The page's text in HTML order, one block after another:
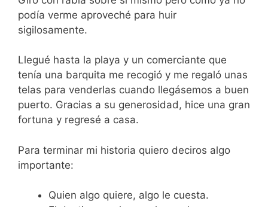
podía verme aproveché para huir
sigilosamente.
Llegué hasta la playa y un comerciante que
tenía una barquita me recogió y me regaló unas
telas para venderlas cuando llegásemos a buen
puerto. Gracias a su generosidad, hice una gran
fortuna y regresé a casa.
Para terminar mi historia quiero deciros algo
importante:
Quien algo quiere, algo le cuesta.